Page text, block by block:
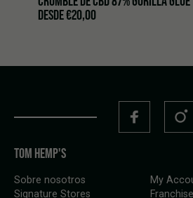
DESDE€20,00
TOM HEMP'S
Sobre nosotros
Signature Stores
My
Franchise